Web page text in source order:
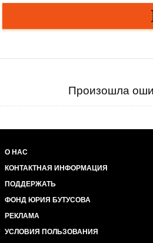
Произошла
О НАС
КОНТАКТНАЯ ИНФОРМАЦИЯ
ПОДДЕРЖАТЬ
ФОНД ЮРИЯ БУТУСОВА
РЕКЛАМА
УСЛОВИЯ ПОЛЬЗОВАНИЯ